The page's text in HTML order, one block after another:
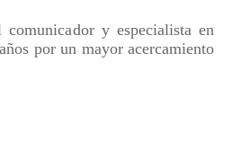
y especialista en
por un mayor acercamiento